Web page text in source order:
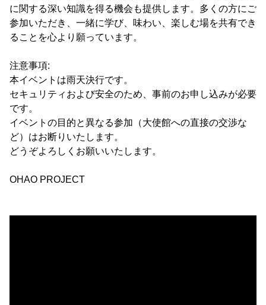
に関する深い知識を得る機会も提供します。多くの方にご
参加いただき、一緒に学び、味わい、楽しむ場を共有でき
ることを心より願っています。
注意事項:
本イベントは雨天決行です。
セキュリティおよび安全のため、事前のお申し込みが必要
です。
イベントの目的と異なる参加（大使館への直接の交渉な
ど）はお断りいたします。
どうぞよろしくお願いいたします。
OHAO PROJECT